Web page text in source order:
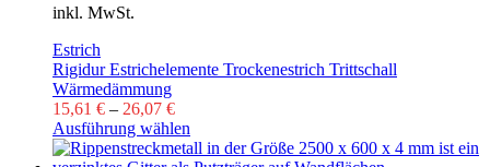
inkl. MwSt.
Estrich
Rigidur Estrichelemente Trockenestrich Trittschall
Wärmedämmung
15,61 € – 26,07 €
Ausführung wählen